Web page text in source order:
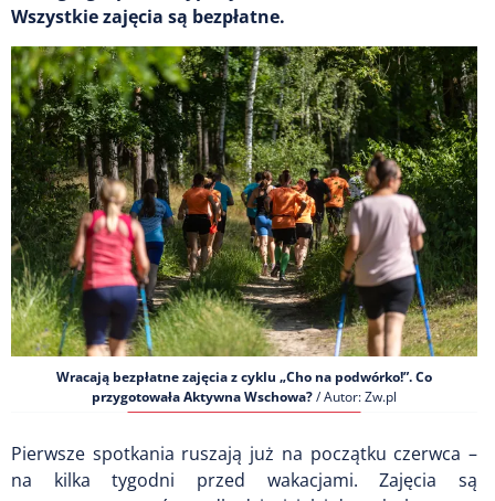
Wszystkie zajęcia są bezpłatne.
Wracają bezpłatne zajęcia z cyklu „Cho na podwórko!”. Co
przygotowała Aktywna Wschowa?/ Autor: Zw.pl
Pierwsze spotkania ruszają już na początku czerwca –
na kilka tygodni przed wakacjami. Zajęcia są